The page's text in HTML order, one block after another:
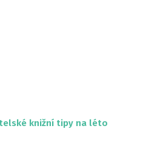
knižní tipy na léto